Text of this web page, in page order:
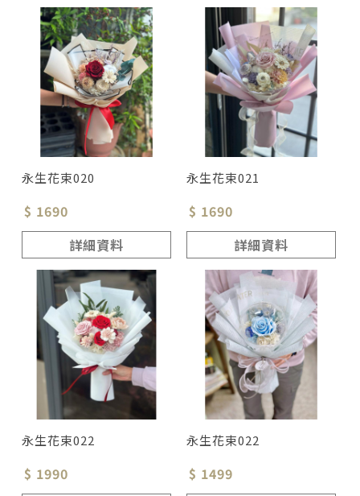
永生花束020
$ 1690
詳細資料
永生花束021
$ 1690
詳細資料
永生花束022
$ 1990
永生花束022
$ 1499